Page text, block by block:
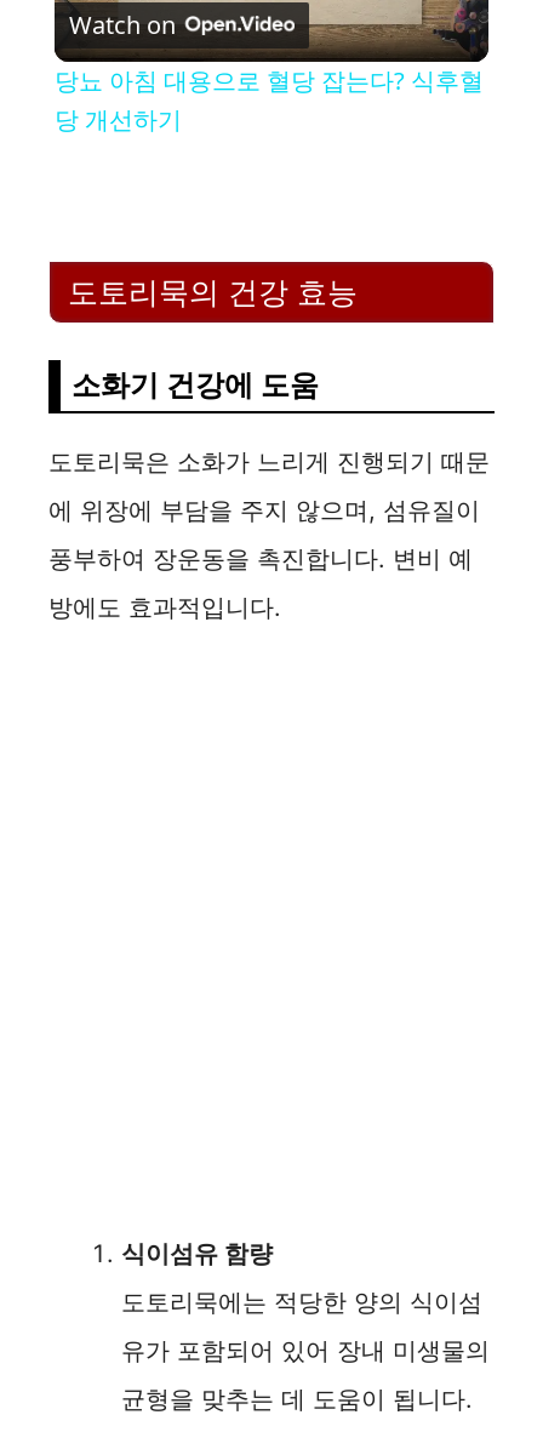
l
V
d
e
o
Watch on
당뇨 아침 대용으로 혈당 잡는다? 식후혈
당 개선하기
도토리묵의 건강 효능
소화기 건강에 도움
도토리묵은 소화가 느리게 진행되기 때문
에 위장에 부담을 주지 않으며, 섬유질이
풍부하여 장운동을 촉진합니다. 변비 예
방에도 효과적입니다.
식이섬유 함량
도토리묵에는 적당한 양의 식이섬
유가 포함되어 있어 장내 미생물의
균형을 맞추는 데 도움이 됩니다.